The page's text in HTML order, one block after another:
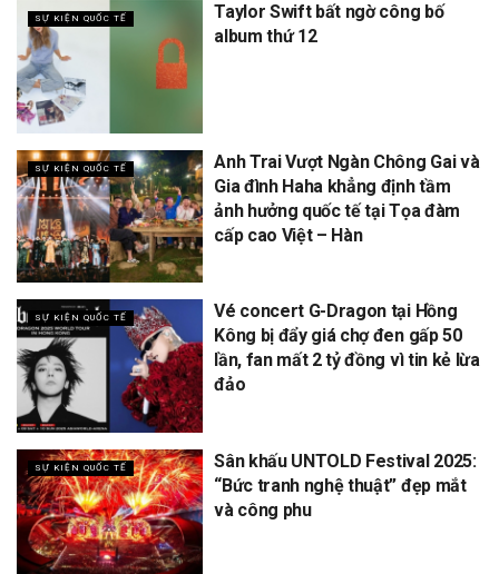
SỰ KIỆN QUỐC TẾ
Taylor Swift bất ngờ công bố
album thứ 12
SỰ KIỆN QUỐC TẾ
Anh Trai Vượt Ngàn Chông Gai và
Gia đình Haha khẳng định tầm
ảnh hưởng quốc tế tại Tọa đàm
cấp cao Việt – Hàn
SỰ KIỆN QUỐC TẾ
Vé concert G-Dragon tại Hồng
Kông bị đẩy giá chợ đen gấp 50
lần, fan mất 2 tỷ đồng vì tin kẻ lừa
đảo
SỰ KIỆN QUỐC TẾ
Sân khấu UNTOLD Festival 2025:
“Bức tranh nghệ thuật” đẹp mắt
và công phu